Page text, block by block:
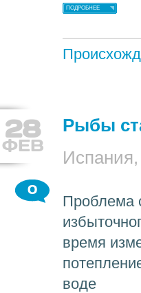
ПОДРОБНЕЕ
28
ФЕВ
Рыбы
0
Проблема
время
воде